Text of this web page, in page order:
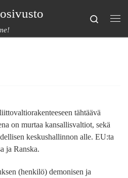
Search
tähtäävä
on murtaa kansallisvaltiot, sekä
keskushallinnon alle. EU:ta
ja Ranska.
(henkilö) demonisen ja